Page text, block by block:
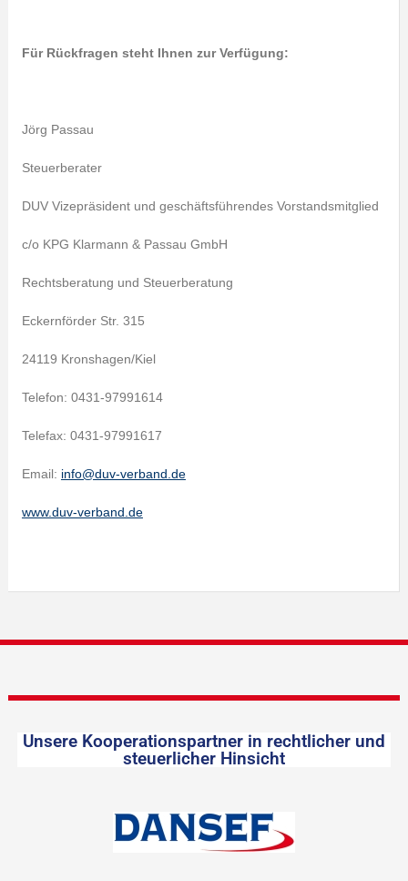
Für Rückfragen steht Ihnen zur Verfügung:
Jörg Passau
Steuerberater
DUV Vizepräsident und geschäftsführendes Vorstandsmitglied
c/o KPG Klarmann & Passau GmbH
Rechtsberatung und Steuerberatung
Eckernförder Str. 315
24119 Kronshagen/Kiel
Telefon: 0431-97991614
Telefax: 0431-97991617
Email: info@duv-verband.de
www.duv-verband.de
Unsere Kooperationspartner in rechtlicher und
steuerlicher Hinsicht